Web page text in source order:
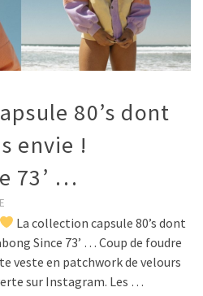
80’s dont
envie !
73’ …
La collection capsule 80’s dont
Since 73’ … Coup de foudre
veste en patchwork de velours
sur Instagram. Les …